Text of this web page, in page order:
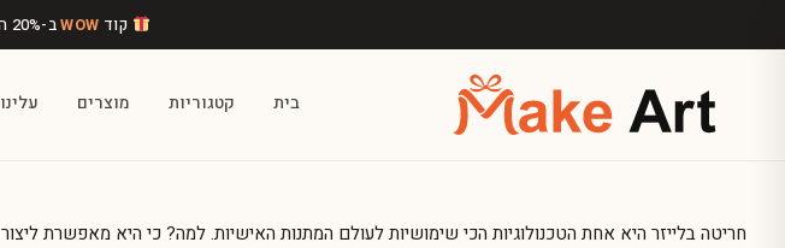
קוד WOWב-20% הנחה • משלוח חינם מעל
בית קטגוריות מוצרים עלינו
חריטה בלייזר היא אחת הטכנולוגיות הכי שימושיות לעולם המתנות האישיות. למה? כי היא מאפשרת ליצור